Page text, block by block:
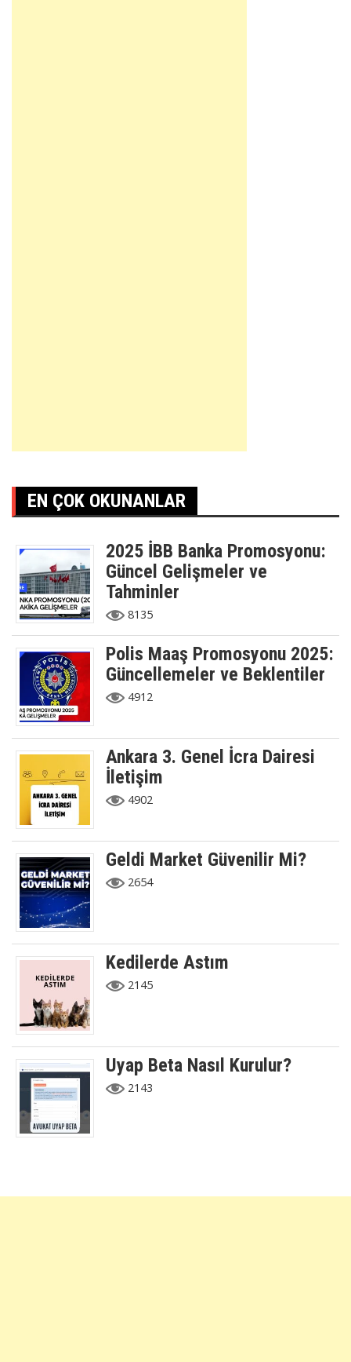
EN ÇOK OKUNANLAR
2025 İBB Banka Promosyonu:
Güncel Gelişmeler ve
Tahminler
8135
Polis Maaş Promosyonu 2025:
Güncellemeler ve Beklentiler
4912
Ankara 3. Genel İcra Dairesi
İletişim
4902
Geldi Market Güvenilir Mi?
2654
Kedilerde Astım
2145
Uyap Beta Nasıl Kurulur?
2143